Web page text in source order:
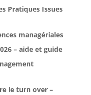
Pratiques Issues
managériales
– aide et guide
le turn over –